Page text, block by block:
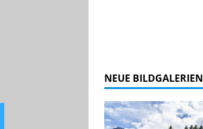
NEUE BILDGALERIEN